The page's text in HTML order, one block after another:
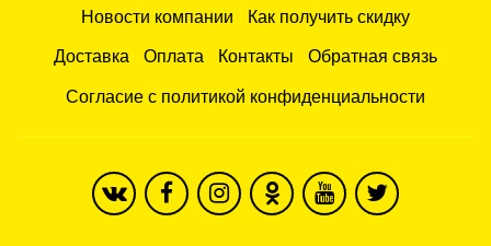
Новости компании Как получить скидку
Доставка Оплата Контакты Обратная связь
Согласие с политикой конфиденциальности